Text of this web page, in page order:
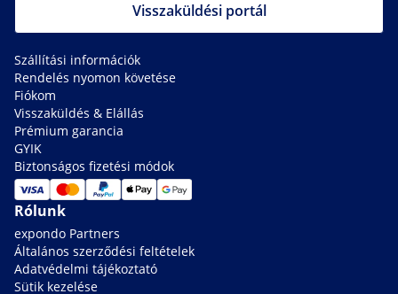
Visszaküldési portál
Szállítási információk
Rendelés nyomon követése
Fiókom
Visszaküldés & Elállás
Prémium garancia
GYIK
Biztonságos fizetési módok
Rólunk
expondo Partners
Általános szerződési feltételek
Adatvédelmi tájékoztató
Sütik kezelése